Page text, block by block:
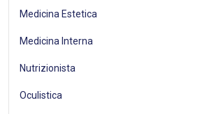
Medicina Estetica
Medicina Interna
Nutrizionista
Oculistica